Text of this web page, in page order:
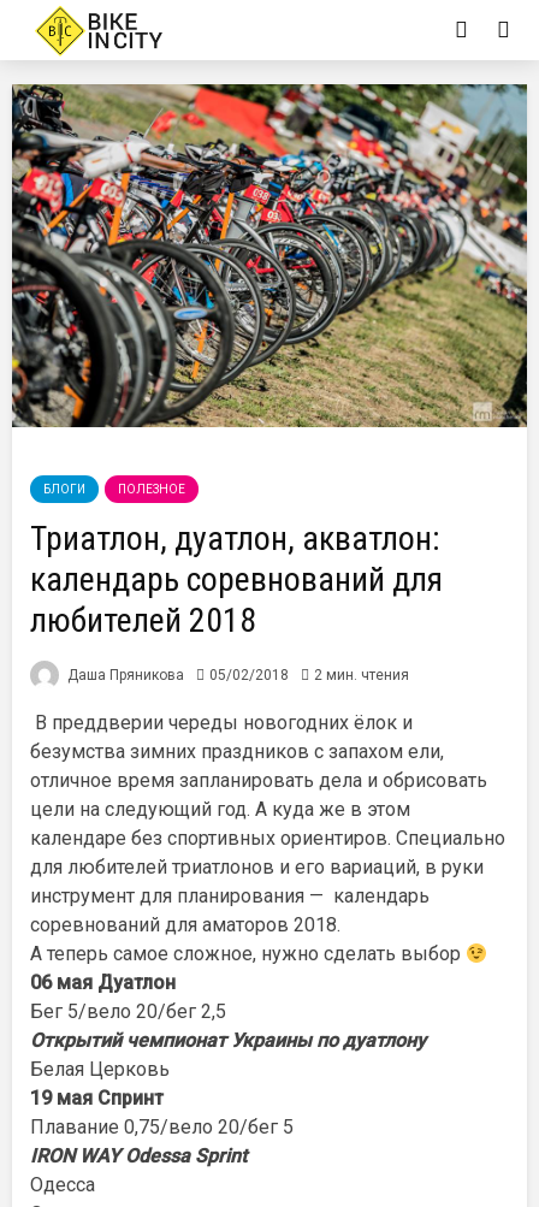
БЛОГИ ПОЛЕЗНОЕ
Триатлон, дуатлон, акватлон:
календарь соревнований для
любителей 2018
Даша Пряникова 05/02/2018 2 мин. чтения
В преддверии череды новогодних ёлок и
безумства зимних праздников с запахом ели,
отличное время запланировать дела и обрисовать
цели на следующий год. А куда же в этом
календаре без спортивных ориентиров. Специально
для любителей триатлонов и его вариаций, в руки
инструмент для планирования — календарь
соревнований для аматоров 2018.
А теперь самое сложное, нужно сделать выбор
06 мая Дуатлон
Бег 5/вело 20/бег 2,5
Открытий чемпионат Украины по дуатлону
Белая Церковь
19 мая Спринт
Плавание 0,75/вело 20/бег 5
IRON WAY Odessa Sprint
Одесса